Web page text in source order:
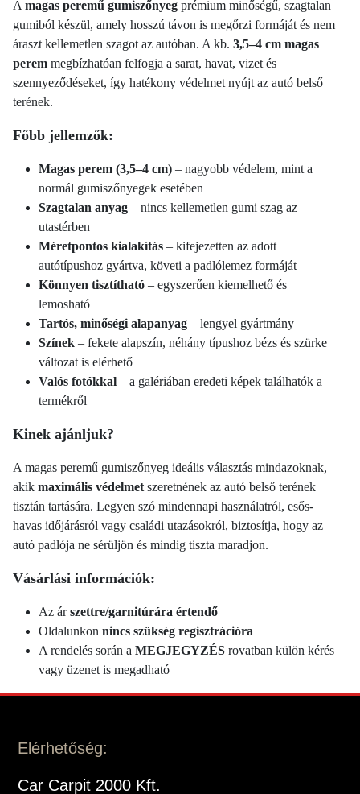
A magas peremű gumiszőnyeg prémium minőségű, szagtalan
gumiból készül, amely hosszú távon is megőrzi formáját és nem
áraszt kellemetlen szagot az autóban. A kb. 3,5–4 cm magas
perem megbízhatóan felfogja a sarat, havat, vizet és
szennyeződéseket, így hatékony védelmet nyújt az autó belső
terének.
Főbb jellemzők:
Magas perem (3,5–4 cm) – nagyobb védelem, mint a
normál gumiszőnyegek esetében
Szagtalan anyag – nincs kellemetlen gumi szag az
utastérben
Méretpontos kialakítás – kifejezetten az adott
autótípushoz gyártva, követi a padlólemez formáját
Könnyen tisztítható – egyszerűen kiemelhető és
lemosható
Tartós, minőségi alapanyag – lengyel gyártmány
Színek – fekete alapszín, néhány típushoz bézs és szürke
változat is elérhető
Valós fotókkal – a galériában eredeti képek találhatók a
termékről
Kinek ajánljuk?
A magas peremű gumiszőnyeg ideális választás mindazoknak,
akik maximális védelmet szeretnének az autó belső terének
tisztán tartására. Legyen szó mindennapi használatról, esős-
havas időjárásról vagy családi utazásokról, biztosítja, hogy az
autó padlója ne sérüljön és mindig tiszta maradjon.
Vásárlási információk:
Az árszettre/garnitúrára értendő
Oldalunkon nincs szükség regisztrációra
A rendelés során a MEGJEGYZÉS rovatban külön kérés
vagy üzenet is megadható
Elérhetőség:
Car Carpit 2000 Kft.